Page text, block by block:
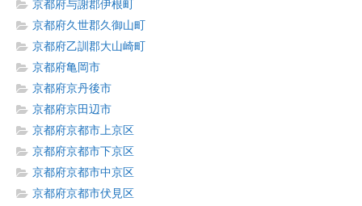
京都府与謝郡伊根町
京都府久世郡久御山町
京都府乙訓郡大山崎町
京都府亀岡市
京都府京丹後市
京都府京田辺市
京都府京都市上京区
京都府京都市下京区
京都府京都市中京区
京都府京都市伏見区